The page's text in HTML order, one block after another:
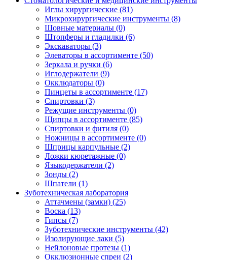
Иглы хирургические (81)
Микрохирургические инструменты (8)
Шовные материалы (0)
Штопферы и гладилки (6)
Экскаваторы (3)
Элеваторы в ассортименте (50)
Зеркала и ручки (6)
Иглодержатели (9)
Окклюдаторы (0)
Пинцеты в ассортименте (17)
Спиртовки (3)
Режущие инструменты (0)
Щипцы в ассортименте (85)
Спиртовки и фитиля (0)
Ножницы в ассортименте (0)
Шприцы карпульные (2)
Ложки кюретажные (0)
Языкодержатели (2)
Зонды (2)
Шпатели (1)
Зуботехническая лаборатория
Аттачмены (замки) (25)
Воска (13)
Гипсы (7)
Зуботехнические инструменты (42)
Изолирующие лаки (5)
Нейлоновые протезы (1)
Окклюзионные спреи (2)